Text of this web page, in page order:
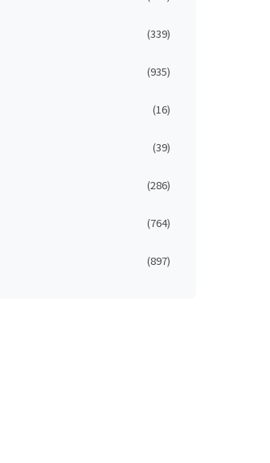
(339)
(935)
(16)
(39)
(286)
(764)
(897)